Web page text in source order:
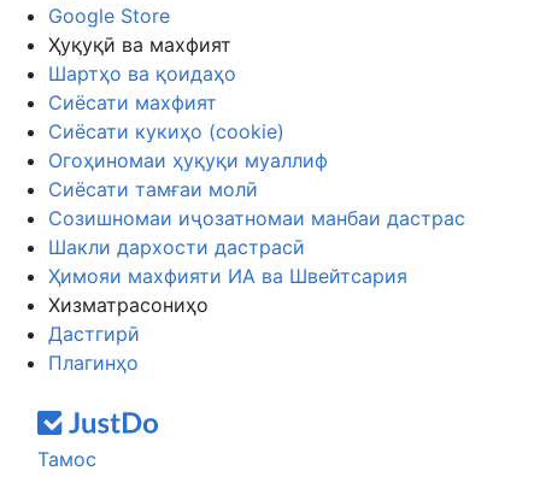
Google Store
Ҳуқуқӣ ва махфият
Шартҳо ва қоидаҳо
Сиёсати махфият
Сиёсати кукиҳо (cookie)
Огоҳиномаи ҳуқуқи муаллиф
Сиёсати тамғаи молӣ
Созишномаи иҷозатномаи манбаи дастрас
Шакли дархости дастрасӣ
Ҳимояи махфияти ИА ва Швейтсария
Хизматрасониҳо
Дастгирӣ
Плагинҳо
Тамос